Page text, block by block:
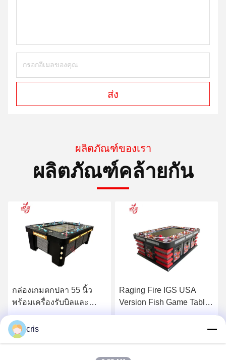
ส่ง
ผลิตภัณฑ์ของเรา
ผลิตภัณฑ์คล้ายกัน
Raging Fire IGS USA
Version Fish Game Table
Gambling เครื่องเกมอาเขต
รับราคาที่ดีที่สุด
ตู้ปลา Ocean King 3
Buffalo Thunder พร้อมจอ
มอนิเตอร์ 100 นิ้ว
cris